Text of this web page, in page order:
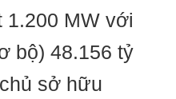
1.200 MW với
bộ) 48.156 tỷ
sở hữu